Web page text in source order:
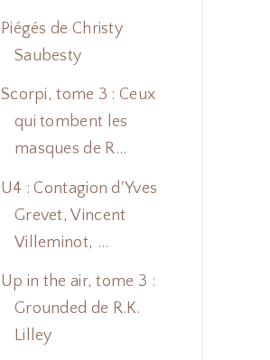
Piégés de Christy
Saubesty
Scorpi, tome 3 : Ceux
qui tombent les
masques de R...
U4 : Contagion d'Yves
Grevet, Vincent
Villeminot, ...
Up in the air, tome 3 :
Grounded de R.K.
Lilley